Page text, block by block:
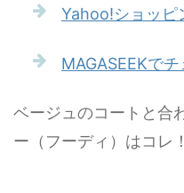
Yahoo!ショッピ
MAGASEEKで
ベージュのコートと合
ー（フーディ）はコレ！